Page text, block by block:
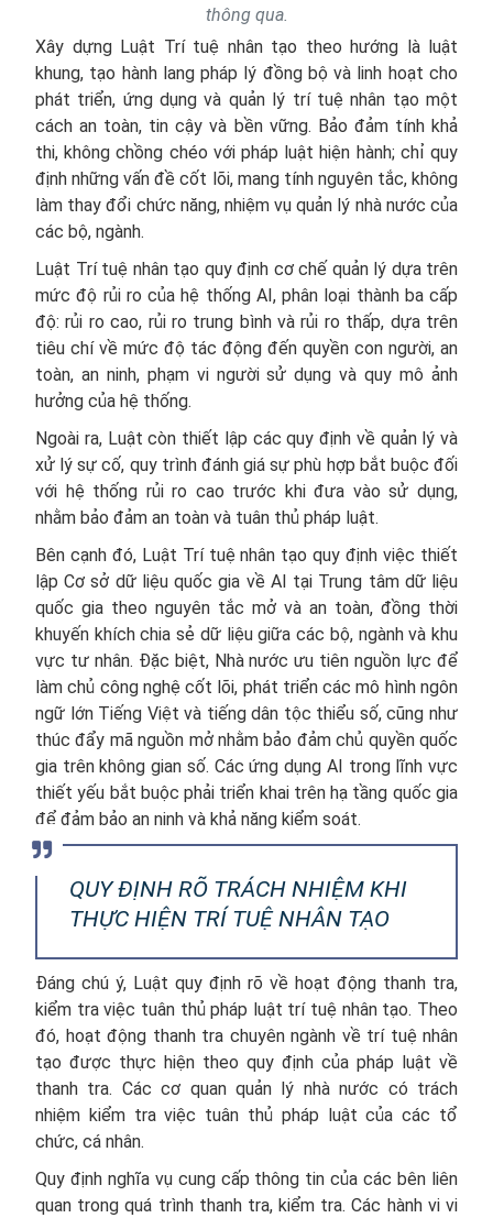
thông qua.
Xây dựng Luật Trí tuệ nhân tạo theo hướng là luật
khung, tạo hành lang pháp lý đồng bộ và linh hoạt cho
phát triển, ứng dụng và quản lý trí tuệ nhân tạo một
cách an toàn, tin cậy và bền vững. Bảo đảm tính khả
thi, không chồng chéo với pháp luật hiện hành; chỉ quy
định những vấn đề cốt lõi, mang tính nguyên tắc, không
làm thay đổi chức năng, nhiệm vụ quản lý nhà nước của
các bộ, ngành.
Luật Trí tuệ nhân tạo quy định cơ chế quản lý dựa trên
mức độ rủi ro của hệ thống AI, phân loại thành ba cấp
độ: rủi ro cao, rủi ro trung bình và rủi ro thấp, dựa trên
tiêu chí về mức độ tác động đến quyền con người, an
toàn, an ninh, phạm vi người sử dụng và quy mô ảnh
hưởng của hệ thống.
Ngoài ra, Luật còn thiết lập các quy định về quản lý và
xử lý sự cố, quy trình đánh giá sự phù hợp bắt buộc đối
với hệ thống rủi ro cao trước khi đưa vào sử dụng,
nhằm bảo đảm an toàn và tuân thủ pháp luật.
Bên cạnh đó, Luật Trí tuệ nhân tạo quy định việc thiết
lập Cơ sở dữ liệu quốc gia về AI tại Trung tâm dữ liệu
quốc gia theo nguyên tắc mở và an toàn, đồng thời
khuyến khích chia sẻ dữ liệu giữa các bộ, ngành và khu
vực tư nhân. Đặc biệt, Nhà nước ưu tiên nguồn lực để
làm chủ công nghệ cốt lõi, phát triển các mô hình ngôn
ngữ lớn Tiếng Việt và tiếng dân tộc thiểu số, cũng như
thúc đẩy mã nguồn mở nhằm bảo đảm chủ quyền quốc
gia trên không gian số. Các ứng dụng AI trong lĩnh vực
thiết yếu bắt buộc phải triển khai trên hạ tầng quốc gia
để đảm bảo an ninh và khả năng kiểm soát.
QUY ĐỊNH RÕ TRÁCH NHIỆM KHI
THỰC HIỆN TRÍ TUỆ NHÂN TẠO
Đáng chú ý, Luật quy định rõ về hoạt động thanh tra,
kiểm tra việc tuân thủ pháp luật trí tuệ nhân tạo. Theo
đó, hoạt động thanh tra chuyên ngành về trí tuệ nhân
tạo được thực hiện theo quy định của pháp luật về
thanh tra. Các cơ quan quản lý nhà nước có trách
nhiệm kiểm tra việc tuân thủ pháp luật của các tổ
chức, cá nhân.
Quy định nghĩa vụ cung cấp thông tin của các bên liên
quan trong quá trình thanh tra, kiểm tra. Các hành vi vi